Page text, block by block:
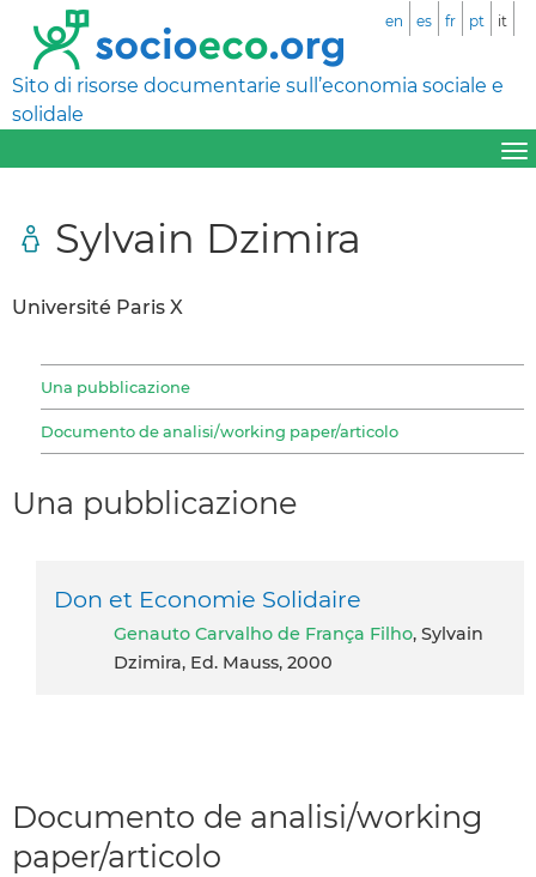
Sito di risorse documentarie sull’economia sociale e
solidale
en es fr pt it
Sylvain Dzimira
Université Paris X
Una pubblicazione
Documento de analisi/working paper/articolo
Una pubblicazione
Don et Economie Solidaire
Genauto Carvalho de França Filho, Sylvain
Dzimira, Ed. Mauss, 2000
Documento de analisi/working
paper/articolo